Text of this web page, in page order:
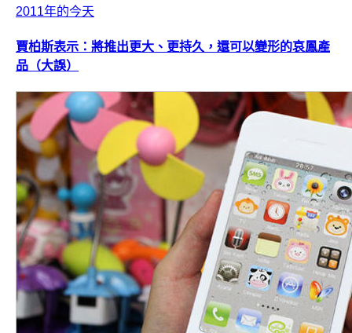
2011年的今天
賈柏斯表示：將推出更大、更持久，還可以變形的哀鳳產
品（大誤）